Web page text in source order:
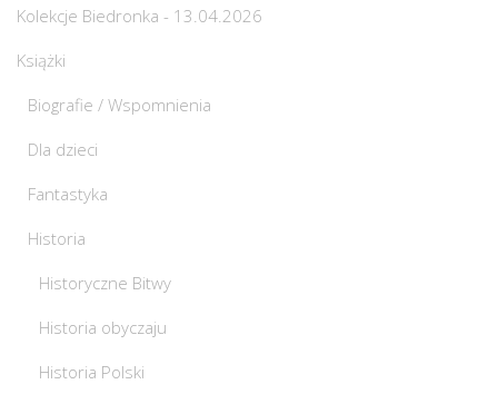
Kolekcje Biedronka - 13.04.2026
Książki
Biografie / Wspomnienia
Dla dzieci
Fantastyka
Historia
Historyczne Bitwy
Historia obyczaju
Historia Polski